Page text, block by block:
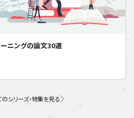
ニングの論文30選
のシリーズ・特集を見る